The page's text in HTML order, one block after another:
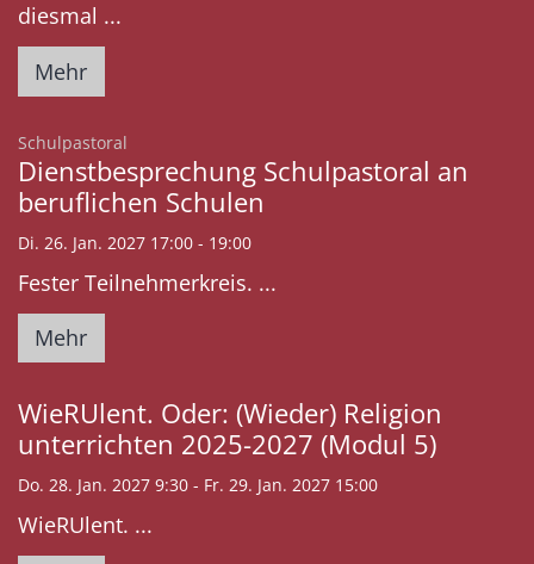
diesmal ...
Mehr
Schulpastoral
Dienstbesprechung Schulpastoral an
beruflichen Schulen
Di. 26. Jan. 2027 17:00 - 19:00
Fester Teilnehmerkreis. ...
Mehr
WieRUlent. Oder: (Wieder) Religion
unterrichten 2025-2027 (Modul 5)
Do. 28. Jan. 2027 9:30 - Fr. 29. Jan. 2027 15:00
WieRUlent. ...